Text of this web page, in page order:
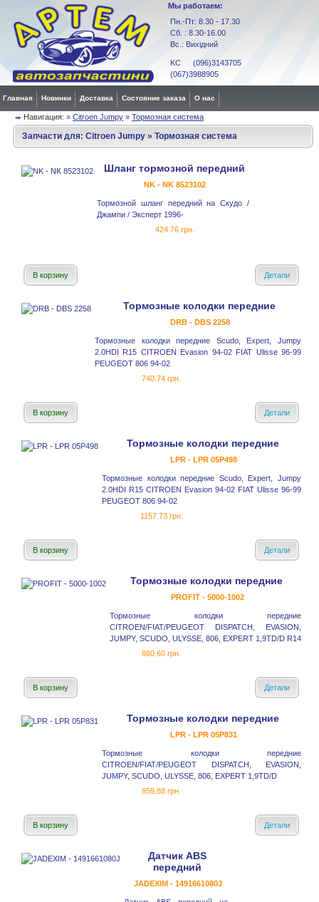
Мы работаем:
Пн.-Пт: 8.30 - 17.30
Сб. : 8.30-16.00
Вс.: Вихідний
KC (096)3143705
(067)3988905
Главная Новинки Доставка Состояние заказа О нас
Навигация: » Citroen Jumpy » Тормозная система
Запчасти для: Citroen Jumpy » Тормозная система
Шланг тормозной передний
NK - NK 8523102
Тормозной шланг передний на Скудо /
Джампи / Эксперт 1996-
424.76 грн.
В корзину Детали
Тормозные колодки передние
DRB - DBS 2258
Тормозные колодки передние Scudo, Expert, Jumpy
2.0HDI R15 CITROEN Evasion 94-02 FIAT Ulisse 96-99
PEUGEOT 806 94-02
740.74 грн.
В корзину Детали
Тормозные колодки передние
LPR - LPR 05P498
Тормозные колодки передние Scudo, Expert, Jumpy
2.0HDI R15 CITROEN Evasion 94-02 FIAT Ulisse 96-99
PEUGEOT 806 94-02
1157.73 грн.
В корзину Детали
Тормозные колодки передние
PROFIT - 5000-1002
Тормозные колодки передние
CITROEN/FIAT/PEUGEOT DISPATCH, EVASION,
JUMPY, SCUDO, ULYSSE, 806, EXPERT 1,9TD/D R14
880.60 грн.
В корзину Детали
Тормозные колодки передние
LPR - LPR 05P831
Тормозные колодки передние
CITROEN/FIAT/PEUGEOT DISPATCH, EVASION,
JUMPY, SCUDO, ULYSSE, 806, EXPERT 1,9TD/D
859.88 грн.
В корзину Детали
Датчик ABS
передний
JADEXIM - 1491661080J